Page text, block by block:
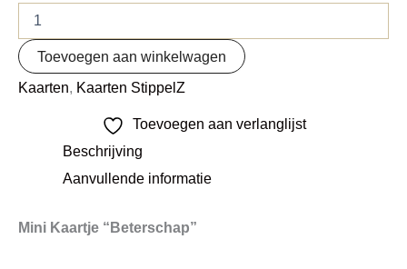
Toevoegen aan winkelwagen
Kaarten Kaarten StippelZ
Toevoegen aan verlanglijst
Beschrijving
Aanvullende informatie
Mini Kaartje “Beterschap”